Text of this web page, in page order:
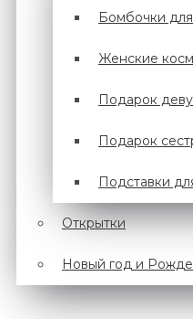
Бомбочки
Женские
Подарок
Подарок
Подставки
Открытки
Новый год и